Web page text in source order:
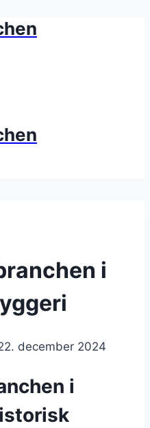
i
december 2024
i